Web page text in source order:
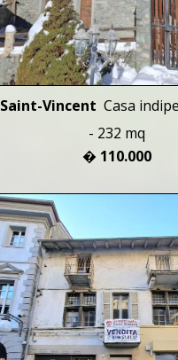
Saint-Vincent Casa
- 232 mq
� 110.000